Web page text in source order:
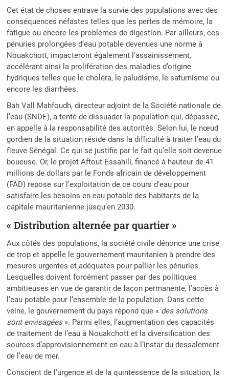
Cet état de choses entrave la survie des populations avec des
conséquences néfastes telles que les pertes de mémoire, la
fatigue ou encore les problèmes de digestion. Par ailleurs, ces
pénuries prolongées d’eau potable devenues une norme à
Nouakchott, impacteront également l’assainissement,
accélérant ainsi la prolifération des maladies d’origine
hydriques telles que le choléra, le paludisme, le saturnisme ou
encore les diarrhées.
Bah Vall Mahfoudh, directeur adjoint de la Société nationale de
l’eau (SNDE), a tenté de dissuader la population qui, dépassée,
en appelle à la responsabilité des autorités. Selon lui, le nœud
gordien de la situation réside dans la difficulté à traiter l’eau du
fleuve Sénégal. Ce qui se justifie par le fait qu’elle soit devenue
boueuse. Or, le projet Aftout Essahili, financé à hauteur de 41
millions de dollars par le Fonds africain de développement
(FAD) repose sur l’exploitation de ce cours d’eau pour
satisfaire les besoins en eau potable des habitants de la
capitale mauritanienne jusqu’en 2030.
« Distribution alternée par quartier »
Aux côtés des populations, la société civile dénonce une crise
de trop et appelle le gouvernement mauritanien à prendre des
mesures urgentes et adéquates pour pallier les pénuries.
Lesquelles doivent forcément passer par des politiques
ambitieuses en vue de garantir de façon permanente, l’accès à
l’eau potable pour l’ensemble de la population. Dans cette
veine, le gouvernement du pays répond que « des solutions
sont envisagées». Parmi elles, l’augmentation des capacités
de traitement de l’eau à Nouakchott et la diversification des
sources d’approvisionnement en eau à l’instar du dessalement
de l’eau de mer.
Conscient de l’urgence et de la quintessence de la situation, la